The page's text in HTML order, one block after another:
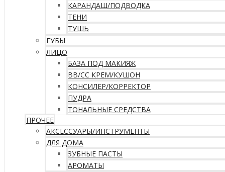
КАРАНДАШ/ПОДВОДКА
ТЕНИ
ТУШЬ
ГУБЫ
ЛИЦО
БАЗА ПОД МАКИЯЖ
ВВ/CC КРЕМ/КУШОН
КОНСИЛЕР/КОРРЕКТОР
ПУДРА
ТОНАЛЬНЫЕ СРЕДСТВА
ПРОЧЕЕ
АКСЕССУАРЫ/ИНСТРУМЕНТЫ
ДЛЯ ДОМА
ЗУБНЫЕ ПАСТЫ
АРОМАТЫ